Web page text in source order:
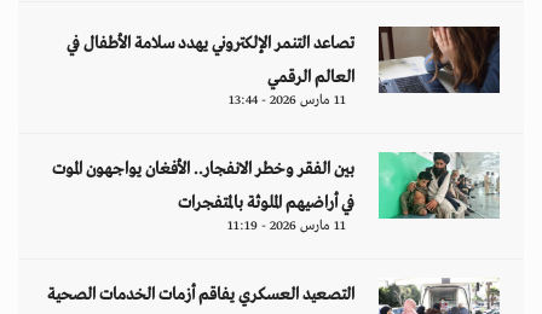
تصاعد التنمر الإلكتروني يهدد سلامة الأطفال في
العالم الرقمي
11 مارس 2026 - 13:44
بين الفقر وخطر الانفجار.. الأفغان يواجهون الموت
في أراضيهم الملوثة بالمتفجرات
11 مارس 2026 - 11:19
التصعيد العسكري يفاقم أزمات الخدمات الصحية